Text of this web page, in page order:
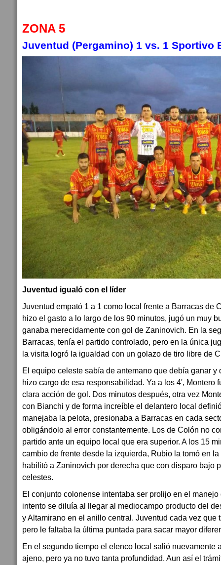
ZONA 5
Juventud (Pergamino) 1 vs. 1 Sportivo
Juventud igualó con el líder
Juventud empató 1 a 1 como local frente a Barracas de
hizo el gasto a lo largo de los 90 minutos, jugó un muy
ganaba merecidamente con gol de Zaninovich. En la
Barracas, tenía el partido controlado, pero en la única
la visita logró la igualdad con un golazo de tiro libre de
El equipo celeste sabía de antemano que debía ganar y
hizo cargo de esa responsabilidad. Ya a los 4', Montero
clara acción de gol. Dos minutos después, otra vez
con Bianchi y de forma increíble el delantero local
manejaba la pelota, presionaba a Barracas en cada
obligándolo al error constantemente. Los de Colón no
partido ante un equipo local que era superior. A los 15
cambio de frente desde la izquierda, Rubio la tomó en
habilitó a Zaninovich por derecha que con disparo bajo
celestes.
El conjunto colonense intentaba ser prolijo en el
intento se diluía al llegar al mediocampo producto del
y Altamirano en el anillo central. Juventud cada vez que
pero le faltaba la última puntada para sacar mayor
En el segundo tiempo el elenco local salió nuevamente
ajeno, pero ya no tuvo tanta profundidad. Aun así el